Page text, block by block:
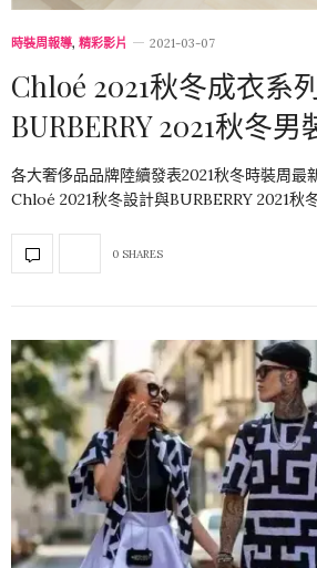
時裝周報導, 精彩影片 2021-03-07
Chloé 2021秋冬成衣系
BURBERRY 2021秋冬
各大奢侈品品牌陸續發表2021秋冬時裝周最
Chloé 2021秋冬設計與BURBERRY 2021秋
0 SHARES